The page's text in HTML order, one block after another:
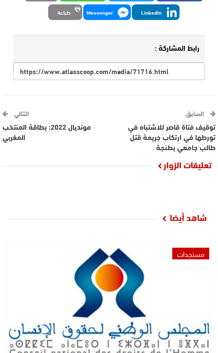
LinkedIn
Messenger طباعة
رابط المشاركة :
السابق
توقيف فتاة قاصر للاشتباه في
تورطها في ارتكاب جريمة قتل
طالب جامعي بطنجة
التالي
مونديال 2022: بطاقة المنتخب
المغربي
تعليقات الزوار
شاهد أيضا
مستجدات